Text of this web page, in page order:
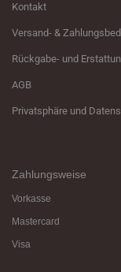
Kontakt
Versand- &
Rückgabe- und
AGB
Privatsphäre und
Zahlungsweise
Vorkasse
Mastercard
Visa